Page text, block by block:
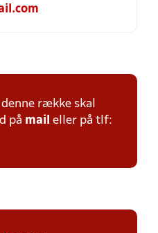
række skal
på mail eller på tlf: